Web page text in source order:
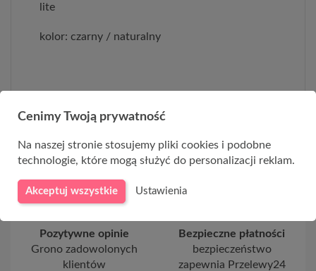
lite
kolor: czarny / naturalny
Pozytywne opinie
Grono zadowolonych
klientów
Bezpieczne płatności
bezpieczeństwo
zapewnia Przelewy24
Cenimy Twoją prywatność
Na naszej stronie stosujemy pliki cookies i podobne
technologie, które mogą służyć do personalizacji reklam.
Akceptuj wszystkie Ustawienia